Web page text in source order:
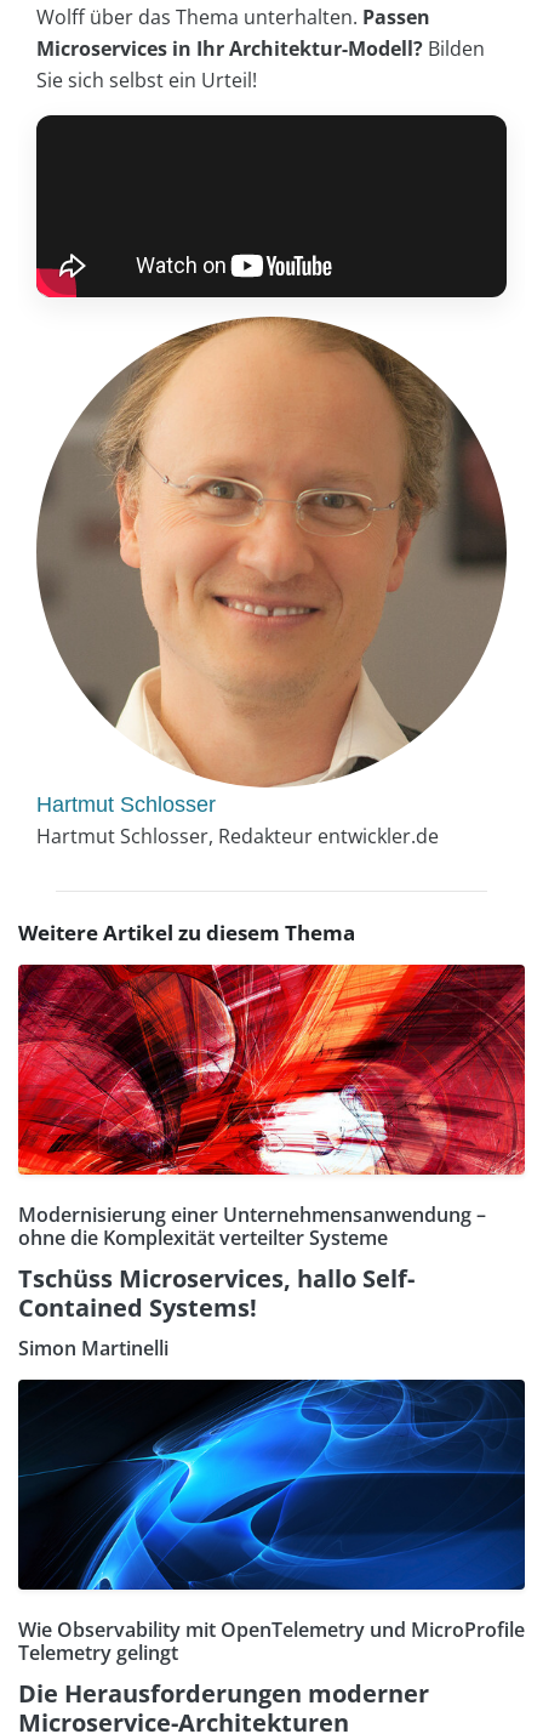
Wolff über das Thema unterhalten. Passen
Microservices in Ihr Architektur-Modell? Bilden
Sie sich selbst ein Urteil!
Hartmut Schlosser
Hartmut Schlosser, Redakteur entwickler.de
Weitere Artikel zu diesem Thema
Modernisierung einer Unternehmensanwendung –
ohne die Komplexität verteilter Systeme
Tschüss Microservices, hallo Self-
Contained Systems!
Simon Martinelli
Wie Observability mit OpenTelemetry und MicroProfile
Telemetry gelingt
Die Herausforderungen moderner
Microservice-Architekturen